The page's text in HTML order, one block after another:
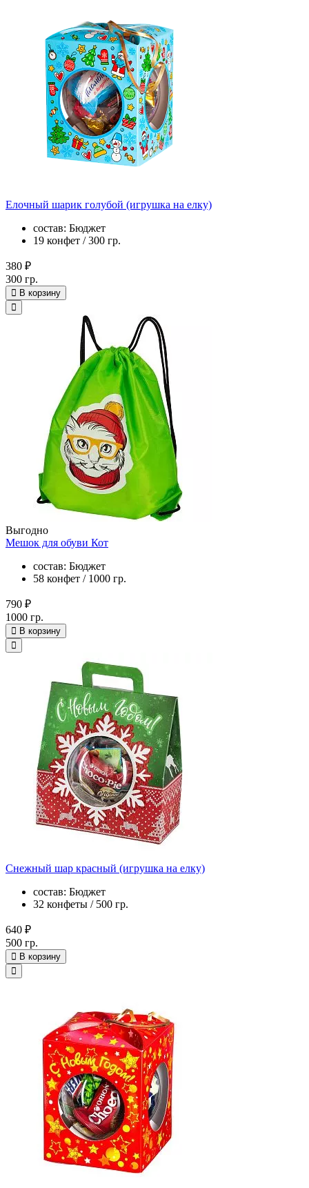
Елочный шарик голубой (игрушка на елку)
состав: Бюджет
19 конфет / 300 гр.
380 ₽
300 гр.
В корзину
Выгодно
Мешок для обуви Кот
состав: Бюджет
58 конфет / 1000 гр.
790 ₽
1000 гр.
В корзину
Снежный шар красный (игрушка на елку)
состав: Бюджет
32 конфеты / 500 гр.
640 ₽
500 гр.
В корзину